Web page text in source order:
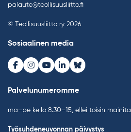
palaute@teollisuusliitto.fi
© Teollisuusliitto ry 2026
Sosiaalinen media
Facebook
Instagram
Youtube
LinkedInBluesky
Palvelunumeromme
ma–pe kello 8.30–15, ellei toisin mainita
Työsuhdeneuvonnan päivystys